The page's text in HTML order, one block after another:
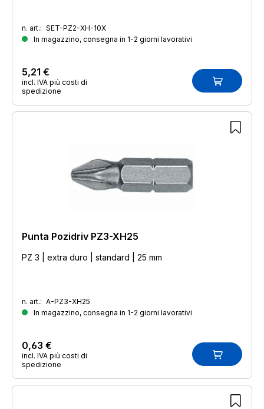
n. art.: SET-PZ2-XH-10X
In magazzino, consegna in 1-2 giorni lavorativi
5,21 €
incl. IVA più costi di
spedizione
Punta Pozidriv PZ3-XH25
PZ 3 | extra duro | standard | 25 mm
n. art.: A-PZ3-XH25
In magazzino, consegna in 1-2 giorni lavorativi
0,63 €
incl. IVA più costi di
spedizione